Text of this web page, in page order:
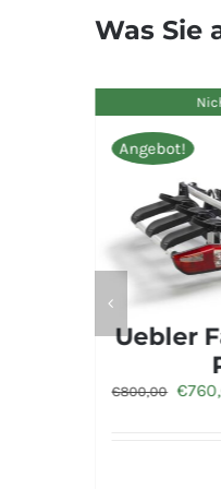
Was Sie
Nicht
Angebot!
Uebler
800,00 €760,00